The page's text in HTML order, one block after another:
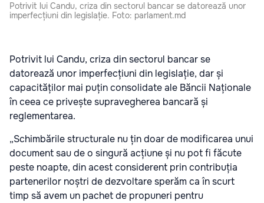
Potrivit lui Candu, criza din sectorul bancar se datorează unor
imperfecțiuni din legislație. Foto: parlament.md
Potrivit lui Candu, criza din sectorul bancar se
datorează unor imperfecțiuni din legislație, dar și
capacităților mai puțin consolidate ale Băncii Naționale
în ceea ce privește supravegherea bancară și
reglementarea.
„Schimbările structurale nu țin doar de modificarea unui
document sau de o singură acțiune și nu pot fi făcute
peste noapte, din acest considerent prin contribuția
partenerilor noștri de dezvoltare sperăm ca în scurt
timp să avem un pachet de propuneri pentru